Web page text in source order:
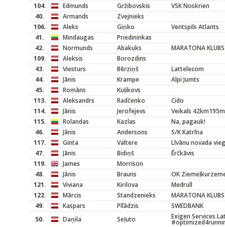
104.
Edmunds Gržibovskis
VSK Noskrien
40.
Armands
Zvejnieks
106.
Aleks Giņko
Ventspils Atlants
41.
Mindaugas
Priedininkas
42.
Normunds Abakuks
MARATONA KLUBS
109.
Aleksis
Borozdins
43.
Viesturs Bērziņš
Lattelecom
44.
Jānis Krampe
Alpi Jumts
45.
Romāns
Kuļikovs
113.
Aleksandrs Radčenko
Cido
114.
Jānis Jerofejevs
Veikals
115.
Rolandas Kazlas
Na, pagauk!
46.
Jānis Andersons
S/K Katrīna
117.
Ginta Valtere
Līvānu novada
47.
Jānis Bidiņš
Ērčkāvis
119.
James
Morrison
48.
Jānis Brauns
OK
121.
Viviana Kirilova
Medrull
122.
Mārcis Standzenieks
MARATONA KLUBS
49.
Kaspars Pīlādzis
SWEDBANK
50.
Daņila Seļuto Exigen Services